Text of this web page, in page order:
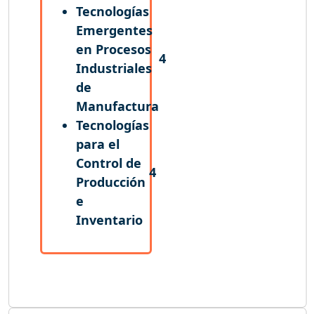
Tecnologías
Emergentes
en Procesos
Industriales
de
Manufactura
4
Tecnologías
para el
Control de
Producción
e
Inventario
4